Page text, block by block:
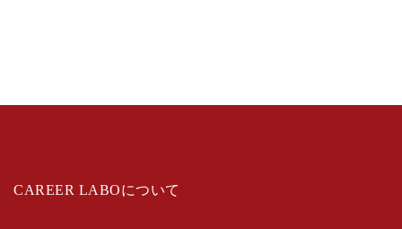
CAREER LABOについて